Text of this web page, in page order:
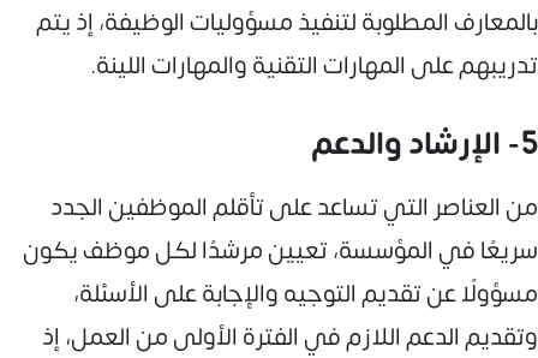
بالمعارف المطلوبة لتنفيذ مسؤوليات الوظيفة، إذ يتم
تدريبهم على المهارات التقنية والمهارات اللينة.
5- الإرشاد والدعم
من العناصر التي تساعد على تأقلم الموظفين الجدد
سريعًا في المؤسسة، تعيين مرشدًا لكل موظف يكون
مسؤولًا عن تقديم التوجيه والإجابة على الأسئلة،
وتقديم الدعم اللازم في الفترة الأولى من العمل، إذ